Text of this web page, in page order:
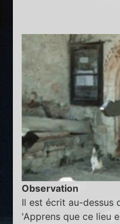
Observation
Il est écrit au-dessus
'Apprens que ce lieu